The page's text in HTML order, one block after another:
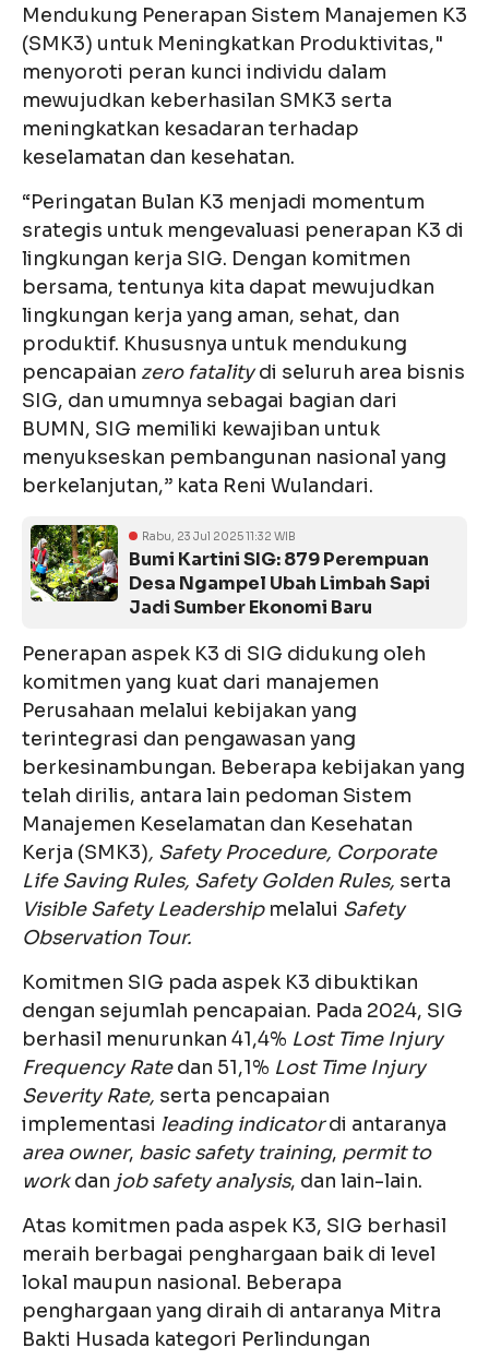
Mendukung Penerapan Sistem Manajemen K3
(SMK3) untuk Meningkatkan Produktivitas,"
menyoroti peran kunci individu dalam
mewujudkan keberhasilan SMK3 serta
meningkatkan kesadaran terhadap
keselamatan dan kesehatan.
“Peringatan Bulan K3 menjadi momentum
srategis untuk mengevaluasi penerapan K3 di
lingkungan kerja SIG. Dengan komitmen
bersama, tentunya kita dapat mewujudkan
lingkungan kerja yang aman, sehat, dan
produktif. Khususnya untuk mendukung
pencapaian zero fatalitydi seluruh area bisnis
SIG, dan umumnya sebagai bagian dari
BUMN, SIG memiliki kewajiban untuk
menyukseskan pembangunan nasional yang
berkelanjutan,” kata Reni Wulandari.
Rabu, 23 Jul 2025 11:32 WIB
Bumi Kartini SIG: 879 Perempuan
Desa Ngampel Ubah Limbah Sapi
Jadi Sumber Ekonomi Baru
Penerapan aspek K3 di SIG didukung oleh
komitmen yang kuat dari manajemen
Perusahaan melalui kebijakan yang
terintegrasi dan pengawasan yang
berkesinambungan. Beberapa kebijakan yang
telah dirilis, antara lain pedoman Sistem
Manajemen Keselamatan dan Kesehatan
Kerja (SMK3), Safety Procedure, Corporate
Life Saving Rules, Safety Golden Rules, serta
Visible Safety Leadership melalui Safety
Observation Tour.
Komitmen SIG pada aspek K3 dibuktikan
dengan sejumlah pencapaian. Pada 2024, SIG
berhasil menurunkan 41,4% Lost Time Injury
Frequency Ratedan 51,1% Lost Time Injury
Severity Rate, serta pencapaian
implementasi leading indicatordi antaranya
area owner, basic safety training, permit to
workdan job safety analysis, dan lain-lain.
Atas komitmen pada aspek K3, SIG berhasil
meraih berbagai penghargaan baik di level
lokal maupun nasional. Beberapa
penghargaan yang diraih di antaranya Mitra
Bakti Husada kategori Perlindungan